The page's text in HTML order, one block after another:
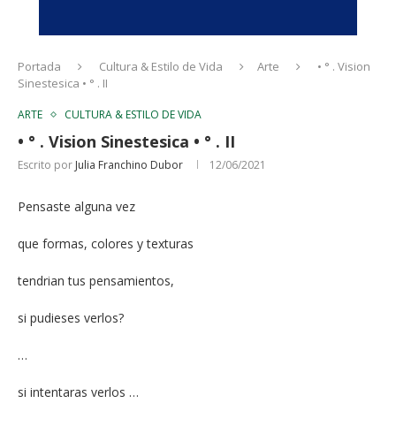
Portada Cultura & Estilo de Vida Arte
• ° . Vision
Sinestesica • ° . II
ARTE CULTURA & ESTILO DE VIDA
• ° . Vision Sinestesica • ° . II
Escrito por Julia Franchino Dubor 12/06/2021
Pensaste alguna vez
que formas, colores y texturas
tendrian tus pensamientos,
si pudieses verlos?
…
si intentaras verlos …